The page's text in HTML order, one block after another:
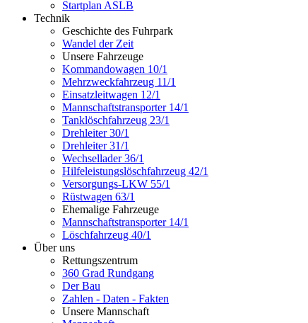
Startplan ASLB
Technik
Geschichte des Fuhrpark
Wandel der Zeit
Unsere Fahrzeuge
Kommandowagen 10/1
Mehrzweckfahrzeug 11/1
Einsatzleitwagen 12/1
Mannschaftstransporter 14/1
Tanklöschfahrzeug 23/1
Drehleiter 30/1
Drehleiter 31/1
Wechsellader 36/1
Hilfeleistungslöschfahrzeug 42/1
Versorgungs-LKW 55/1
Rüstwagen 63/1
Ehemalige Fahrzeuge
Mannschaftstransporter 14/1
Löschfahrzeug 40/1
Über uns
Rettungszentrum
360 Grad Rundgang
Der Bau
Zahlen - Daten - Fakten
Unsere Mannschaft